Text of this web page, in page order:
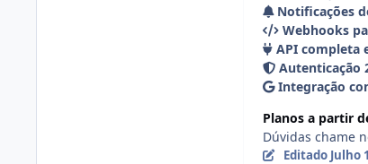
Notificações
Webhooks
API completa
Autenticação
Integração
Planos a partir
Dúvidas chame
Editado Julho